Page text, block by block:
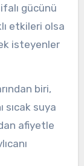
gücünü
etkileri olsa
isteyenler
biri,
sıcak suya
afiyetle